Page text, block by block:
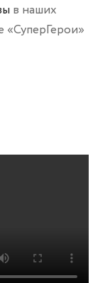
в наших
«СуперГерои»